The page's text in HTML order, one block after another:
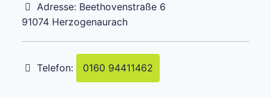
Adresse: Beethovenstraße 6
91074 Herzogenaurach
Telefon: 0160 94411462